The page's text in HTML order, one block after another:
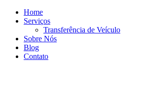
Home
Serviços
Transferência de Veículo
Sobre Nós
Blog
Contato